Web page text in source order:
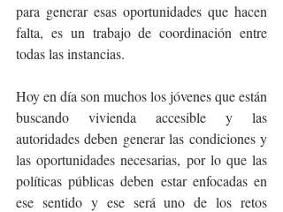
para generar esas oportunidades que hacen
falta, es un trabajo de coordinación entre
todas las instancias.
Hoy en día son muchos los jóvenes que están
buscando vivienda accesible y las
autoridades deben generar las condiciones y
las oportunidades necesarias, por lo que las
políticas públicas deben estar enfocadas en
ese sentido y ese será uno de los retos